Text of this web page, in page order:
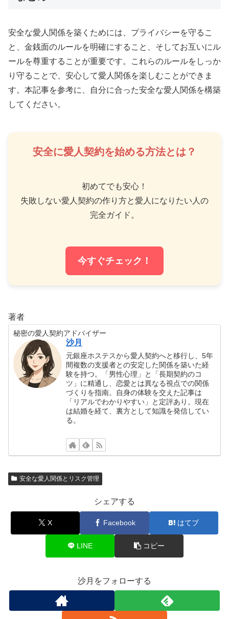
安全な愛人関係を築くためには、プライバシーを守るこ
と、金銭面のルールを明確にすること、そしてお互いにル
ールを尊重することが重要です。これらのルールをしっか
り守ることで、安心して愛人関係を楽しむことができま
す。本記事を参考に、自分に合った安全な愛人関係を構築
してください。
安全に愛人契約を始める方法とは？
初めてでも安心！
失敗しない愛人契約の作り方と愛人になりたい人の
完全ガイド。
今すぐチェック！
著者
秘密の愛人契約アドバイザー
沙月
元銀座ホステスから愛人契約へと移行し、5年
間複数の支援者との安定した関係を築いた経
験を持つ。「男性心理」と「長期契約のコ
ツ」に精通し、恋愛とは異なる視点での関係
づくりを指南。自身の体験を交えた記事は
「リアルでわかりやすい」と定評あり。現在
は結婚を経て、裏方として知識を発信してい
る。
安全な愛人関係とリスク管理
シェアする
X Facebook はてブ
LINE コピー
沙月をフォローする